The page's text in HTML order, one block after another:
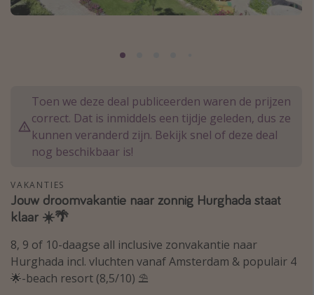
Thailand
Egypte
Bali
Overzicht
Weekendje weg
Autoverhuur
Vroegboeker
Groepsreizen
Toen we deze deal publiceerden waren de prijzen
correct. Dat is inmiddels een tijdje geleden, dus ze
kunnen veranderd zijn. Bekijk snel of deze deal
nog beschikbaar is!
VAKANTIES
Jouw droomvakantie naar zonnig Hurghada staat
klaar ☀️🌴
8, 9 of 10-daagse all inclusive zonvakantie naar
Hurghada incl. vluchten vanaf Amsterdam & populair 4
🌟-beach resort (8,5/10) ⛱️